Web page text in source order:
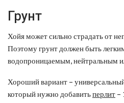
Грунт
Хойя может сильно страдать от
Поэтому грунт должен быть
водопроницаемым, нейтральным
Хороший вариант –
который нужно добавитьперлит –